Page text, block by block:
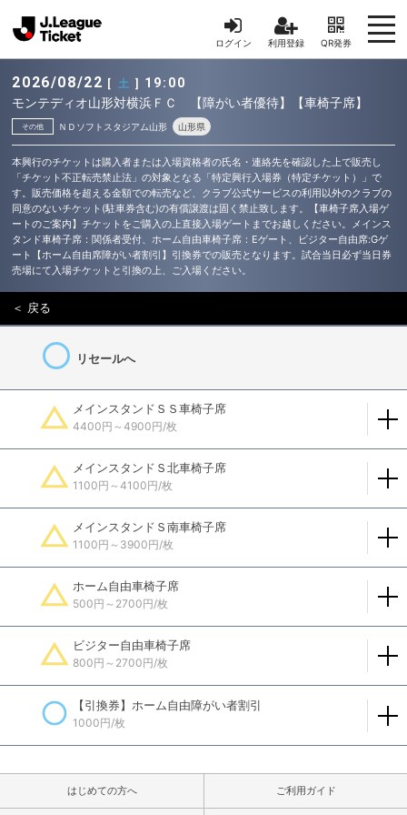
ログイン 利用登録 QR発券
2026/08/22 [ 土 ] 19:00
モンテディオ山形対横浜ＦＣ 【障がい者優待】【車椅子席】
その他 ＮＤソフトスタジアム山形 山形県
本興行のチケットは購入者または入場資格者の氏名・連絡先を確認した上で販売し
「チケット不正転売禁止法」の対象となる「特定興行入場券（特定チケット）」で
す。販売価格を超える金額での転売など、クラブ公式サービスの利用以外のクラブの
同意のないチケット(駐車券含む)の有償譲渡は固く禁止致します。【車椅子席入場ゲ
ートのご案内】チケットをご購入の上直接入場ゲートまでお越しください。メインス
タンド車椅子席：関係者受付、ホーム自由車椅子席：Eゲート、ビジター自由席:Gゲ
ート【ホーム自由席障がい者割引】引換券での販売となります。試合当日必ず当日券
売場にて入場チケットと引換の上、ご入場ください。
リセールへ
メインスタンドＳＳ車椅子席
4400円～4900円/枚
メインスタンドＳ北車椅子席
1100円～4100円/枚
メインスタンドＳ南車椅子席
1100円～3900円/枚
ホーム自由車椅子席
500円～2700円/枚
ビジター自由車椅子席
800円～2700円/枚
【引換券】ホーム自由障がい者割引
1000円/枚
＜ 戻る
はじめての方へ ご利用ガイド